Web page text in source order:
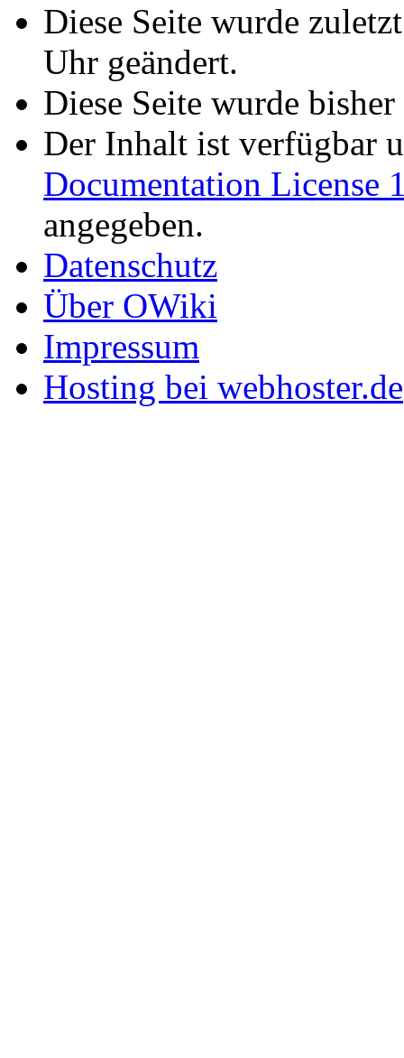
Diese Seite wurde
Uhr geändert.
Diese Seite wurde
Der Inhalt ist verfügbar
Documentation License
angegeben.
Datenschutz
Über OWiki
Impressum
Hosting bei webhoster.de